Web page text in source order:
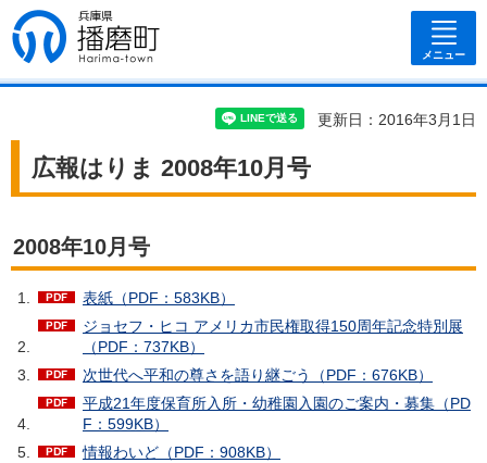
兵庫県 播磨
町
メニュー
更新日：2016年3月1日
広報はりま 2008年10月号
2008年10月号
表紙（PDF：583KB）
ジョセフ・ヒコ アメリカ市民権取得150周年記念特別展
（PDF：737KB）
次世代へ平和の尊さを語り継ごう（PDF：676KB）
平成21年度保育所入所・幼稚園入園のご案内・募集（PD
F：599KB）
情報わいど（PDF：908KB）